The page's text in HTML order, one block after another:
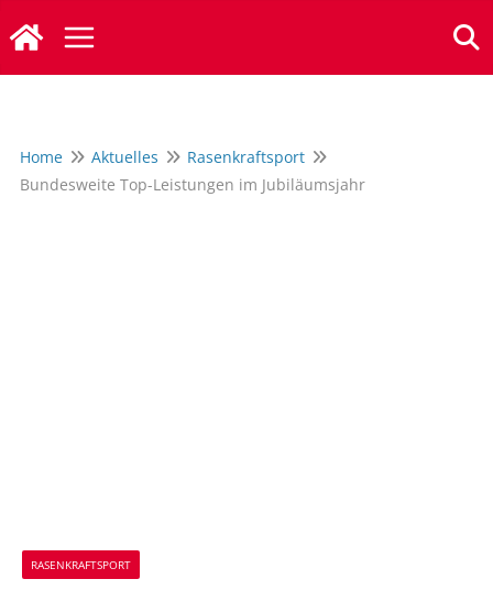
Inhalt
springen
Home Aktuelles
Rasenkraftsport
Bundesweite Top-Leistungen im Jubiläumsjahr
RASENKRAFTSPORT